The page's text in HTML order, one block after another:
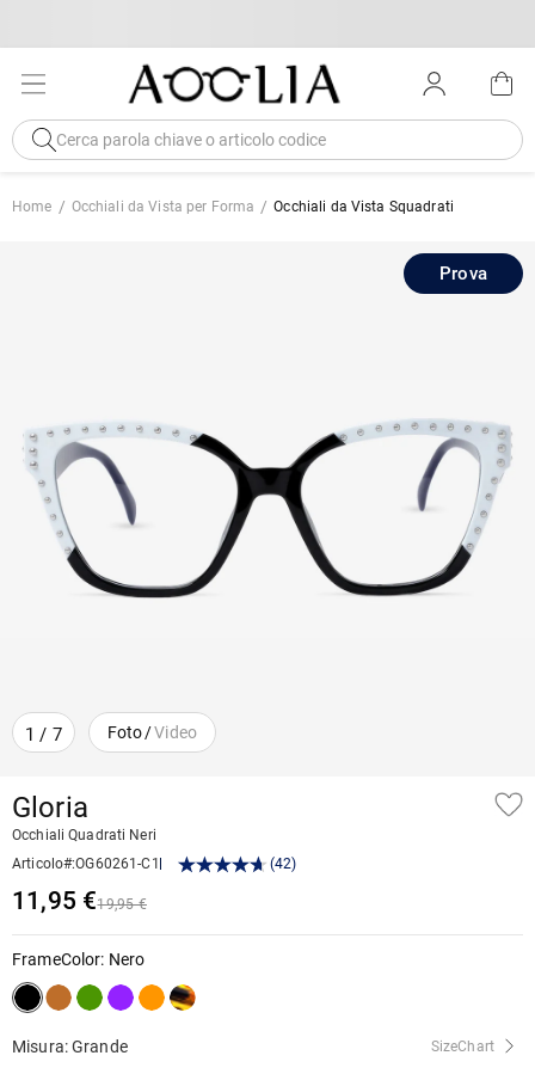
Home Occhiali da Vista per Forma Occhiali da Vista Squadrati
1 / 7 Foto/Video
Prova
Gloria
Occhiali Quadrati Neri
Articolo#:OG60261-C1 (42)
11,95 €19,95 €
FrameColor: Nero
Misura: Grande SizeChart